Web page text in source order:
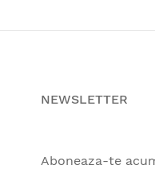
NEWSLETTER
Aboneaza-te